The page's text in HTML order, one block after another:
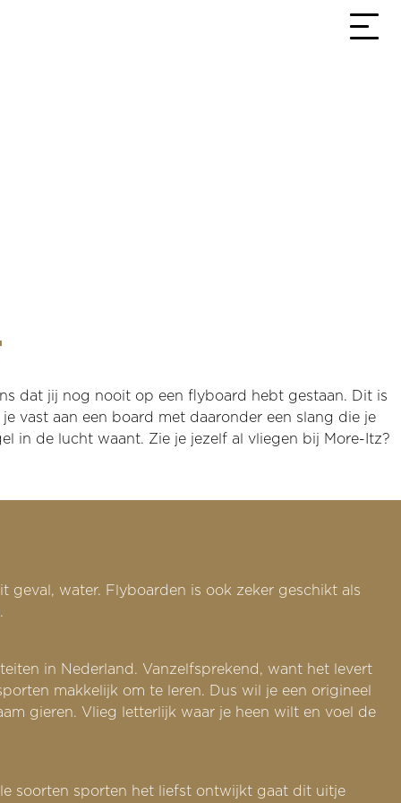
Bekijk alle reviews
dat jij nog nooit op een flyboard hebt gestaan. Dit is
vast aan een board met daaronder een slang die je
in de lucht waant. Zie je jezelf al vliegen bij More-Itz?
water. Flyboarden is ook zeker geschikt als
in Nederland. Vanzelfsprekend, want het levert
makkelijk om te leren. Dus wil je een origineel
gieren. Vlieg letterlijk waar je heen wilt en voel de
soorten sporten het liefst ontwijkt gaat dit uitje